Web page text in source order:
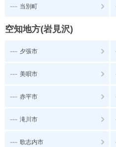
--- 当別町
空知地方(岩見沢)
--- 夕張市
--- 美唄市
--- 赤平市
--- 滝川市
--- 歌志内市